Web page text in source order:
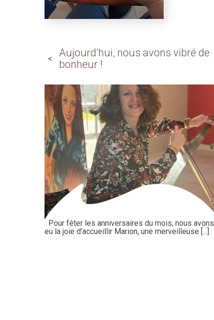
Aujourd’hui, nous avons vibré de
bonheur !
Pour fêter les anniversaires du mois, nous avons
eu la joie d’accueillir Marion, une merveilleuse [...]